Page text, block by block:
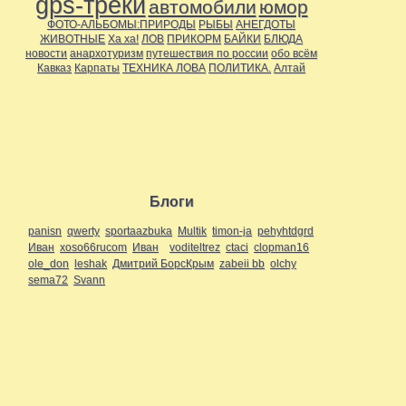
gps-треки автомобили юмор
ФОТО-АЛЬБОМЫ:ПРИРОДЫ РЫБЫ АНЕГДОТЫ
ЖИВОТНЫЕ Ха ха! ЛОВ ПРИКОРМ БАЙКИ БЛЮДА
новости анархотуризм путешествия по россии обо всём
Кавказ Карпаты ТЕХНИКА ЛОВА ПОЛИТИКА. Алтай
Блоги
panisn qwerty sportaazbuka Multik timon-ja pehyhtdgrd
Иван xoso66rucom Иван voditeltrez ctaci clopman16
ole_don leshak Дмитрий БорсКрым zabeii bb olchy
sema72 Svann